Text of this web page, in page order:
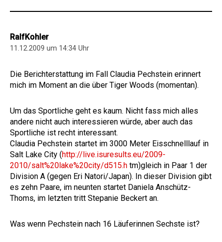
RalfKohler
11.12.2009 um 14:34 Uhr
Die Berichterstattung im Fall Claudia Pechstein erinnert
mich im Moment an die über Tiger Woods (momentan).
Um das Sportliche geht es kaum. Nicht fass mich alles
andere nicht auch interessieren würde, aber auch das
Sportliche ist recht interessant.
Claudia Pechstein startet im 3000 Meter Eisschnelllauf in
Salt Lake City (http://live.isuresults.eu/2009-
2010/salt%20lake%20city/d515.h tm)gleich in Paar 1 der
Division A (gegen Eri Natori/Japan). In dieser Division gibt
es zehn Paare, im neunten startet Daniela Anschütz-
Thoms, im letzten tritt Stepanie Beckert an.
Was wenn Pechstein nach 16 Läuferinnen Sechste ist?